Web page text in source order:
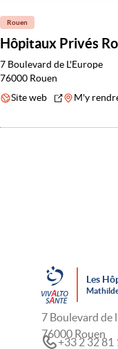
Rouen
Hôpitaux Privés
7 Boulevard de L'Europe
76000 Rouen
Site web
M'y
Les
7 Boulevard de
76000 Rouen
+33 2 32 81